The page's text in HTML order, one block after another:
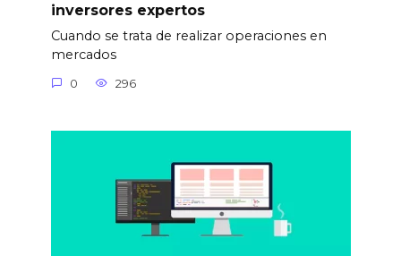
inversores expertos
Cuando se trata de realizar operaciones en
mercados
0 296